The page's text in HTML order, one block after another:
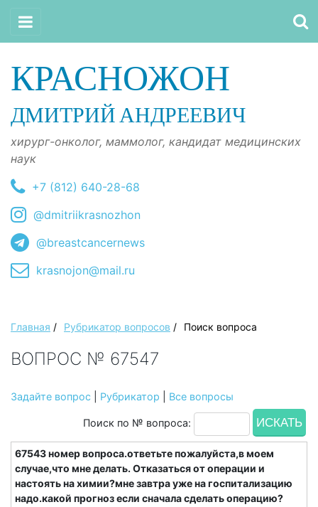
КРАСНОЖОН
ДМИТРИЙ АНДРЕЕВИЧ
хирург-онколог, маммолог, кандидат медицинских
наук
+7 (812) 640-28-68
@dmitriikrasnozhon
@breastcancernews
krasnojon@mail.ru
Главная / Рубрикатор вопросов / Поиск вопроса
ВОПРОС № 67547
Задайте вопрос Рубрикатор Все вопросы
Поиск по № вопроса:
67543 номер вопроса.ответьте пожалуйста,в моем
случае,что мне делать. Отказаться от операции и
настоять на химии?мне завтра уже на госпитализацию
надо.какой прогноз если сначала сделать операцию?